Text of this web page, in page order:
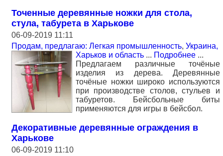
Точенные деревянные ножки для стола,
стула, табурета в Харькове
06-09-2019 11:11
Продам, предлагаю: Легкая промышленность, Украина,
Харьков и область ... Подробнее ...
Предлагаем различные точёные
изделия из дерева. Деревянные
точёные ножки широко используются
при производстве столов, стульев и
табуретов. Бейсбольные биты
применяются для игры в бейсбол.
Декоративные деревянные ограждения в
Харькове
06-09-2019 11:10